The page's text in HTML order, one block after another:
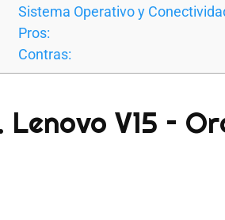
Sistema Operativo y
Pros:
Contras:
Lenovo V15 –